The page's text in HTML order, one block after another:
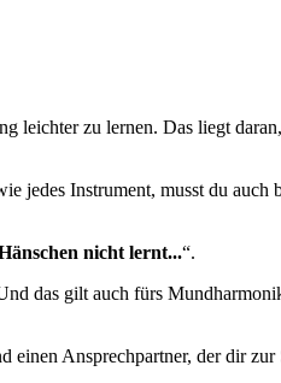
leichter zu lernen. Das liegt
jedes Instrument, musst du auch
nicht lernt...“.
das gilt auch fürs
einen Ansprechpartner, der dir